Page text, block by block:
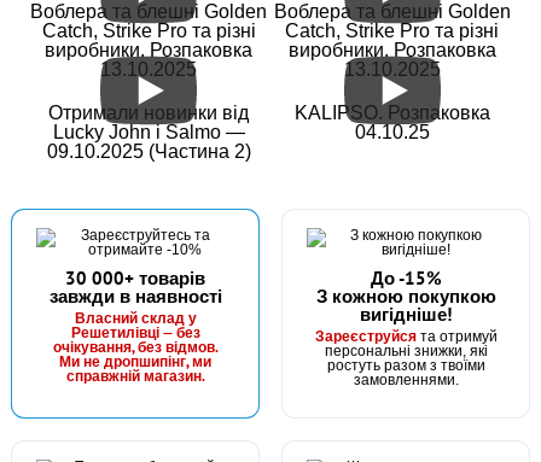
Воблера та блешні Golden
Catch, Strike Pro та різні
виробники. Розпаковка
13.10.2025
Воблера та блешні Golden
Catch, Strike Pro та різні
виробники. Розпаковка
13.10.2025
Отримали новинки від
Lucky John і Salmo —
09.10.2025 (Частина 2)
KALIPSO. Розпаковка
04.10.25
30 000+ товарів
завжди в наявності
Власний склад у
Решетилівці — без
очікування, без відмов.
Ми не дропшипінг, ми
справжній магазин.
До -15%
З кожною покупкою
вигідніше!
Зареєструйсята отримуй
персональні знижки, які
ростуть разом з твоїми
замовленнями.